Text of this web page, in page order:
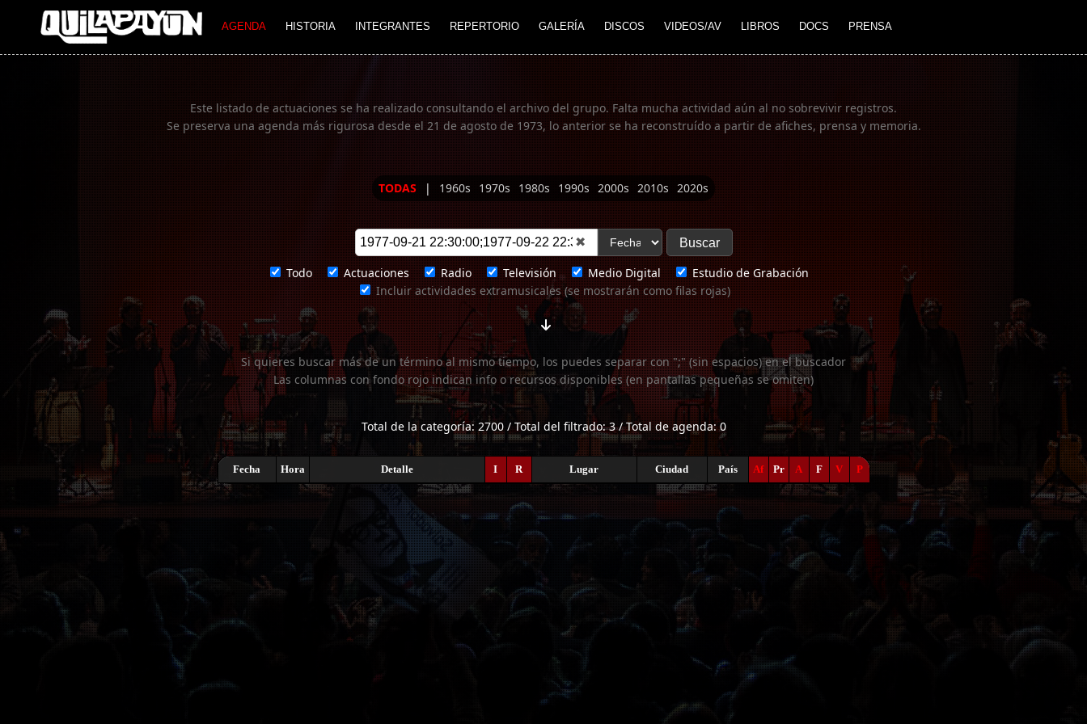
AGENDA HISTORIA INTEGRANTES REPERTORIO GALERÍA DISCOS VIDEOS/AV LIBROS DOCS PRENSA
Imagen 01
Este listado de actuaciones se ha realizado consultando el archivo del grupo. Falta mucha actividad aún al no sobrevivir registros.
Se preserva una agenda más rigurosa desde el 21 de agosto de 1973, lo anterior se ha reconstruído a partir de afiches, prensa y memoria.
TODAS | 1960s 1970s 1980s 1990s 2000s 2010s 2020s
✖
Todo Actuaciones Radio Televisión Medio Digital
Estudio de Grabación
Incluir actividades extramusicales (se mostrarán como filas rojas)
Si quieres buscar más de un término al mismo tiempo, los puedes separar con ";" (sin espacios) en el buscador
Las columnas con fondo rojo indican info o recursos disponibles (en pantallas pequeñas se omiten)
Total de la categoría: 2700 / Total del filtrado: 3 / Total de agenda: 0
Fecha Hora Detalle I R Lugar Ciudad País Af Pr A F V P